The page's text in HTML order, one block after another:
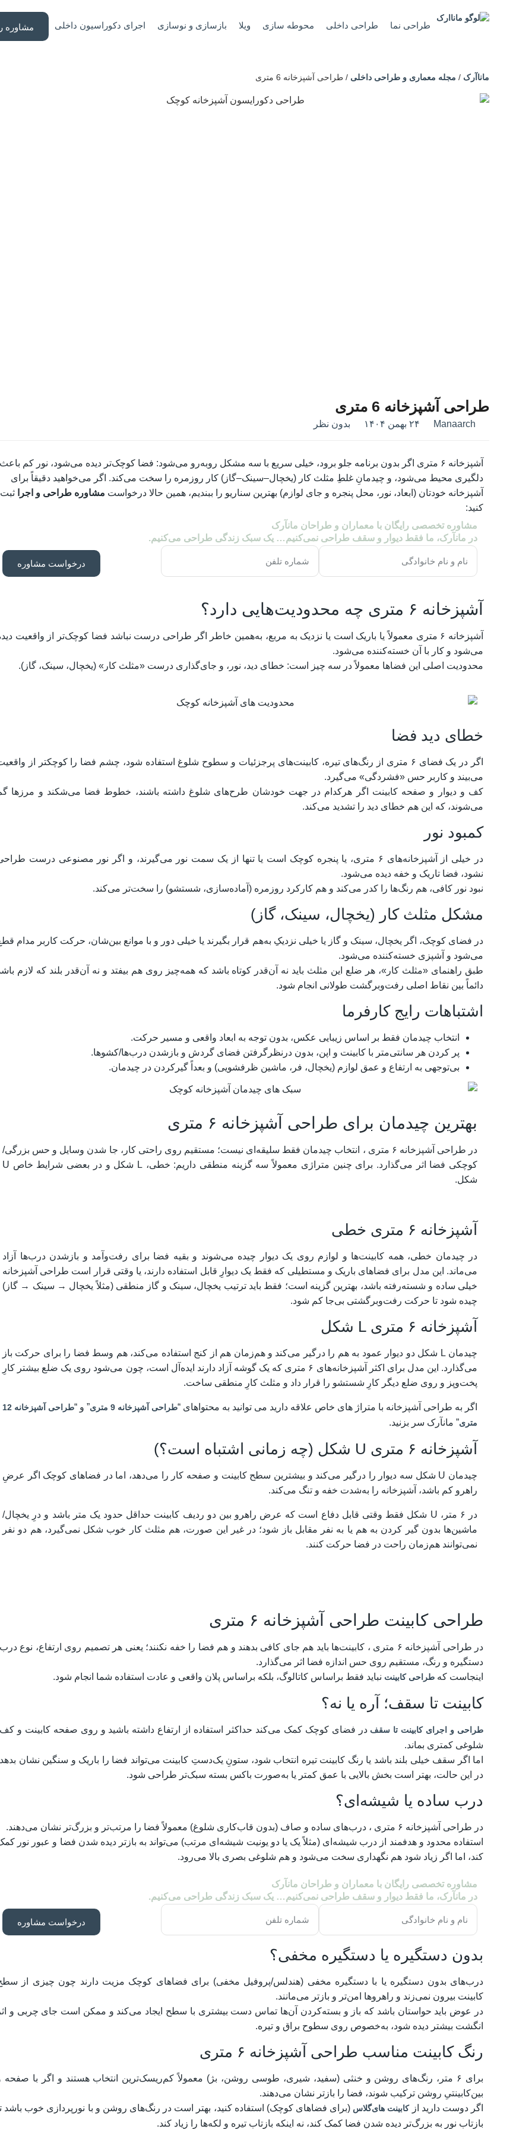
طراحی نما طراحی داخلی محوطه سازی ویلا بازسازی و نوسازی اجرای دکوراسیون داخلی مشاوره
ماناآرک / مجله معماری و طراحی داخلی / طراحی آشپزخانه 6 متری
طراحی آشپزخانه 6 متری
Manaarch ۲۴ بهمن ۱۴۰۴ بدون نظر
آشپزخانه ۶ متری اگر بدون برنامه جلو برود، خیلی سریع با سه مشکل روبه‌رو می‌شود: فضا کوچک‌تر دیده می‌شود، نور کم باعث
دلگیری محیط می‌شود، و چیدمانِ غلطِ مثلث کار (یخچال–سینک–گاز) کار روزمره را سخت می‌کند. اگر می‌خواهید دقیقاً برای
آشپزخانه خودتان (ابعاد، نور، محل پنجره و جای لوازم) بهترین سناریو را ببندیم، همین حالا درخواست مشاوره طراحی و اجرا
ثبت
کنید:
مشاوره تخصصی رایگان با معماران و طراحان مانآرک
در مانآرک، ما فقط دیوار و سقف طراحی نمی‌کنیم… یک سبک زندگی طراحی می‌کنیم.
درخواست مشاوره
آشپزخانه ۶ متری چه محدودیت‌هایی دارد؟
آشپزخانه ۶ متری معمولاً یا باریک است یا نزدیک به مربع، به‌همین خاطر اگر طراحی درست نباشد فضا کوچک‌تر از واقعیت
می‌شود و کار با آن خسته‌کننده می‌شود.
محدودیت اصلی این فضاها معمولاً در سه چیز است: خطای دید، نور، و جای‌گذاری درست «مثلث کار» (یخچال، سینک، گاز).
خطای دید فضا
اگر در یک فضای ۶ متری از رنگ‌های تیره، کابینت‌های پرجزئیات و سطوح شلوغ استفاده شود، چشم فضا را کوچکتر از
می‌بیند و کاربر حس «فشردگی» می‌گیرد.
کف و دیوار و صفحه کابینت اگر هرکدام در جهت خودشان طرح‌های شلوغ داشته باشند، خطوط فضا می‌شکند و مرزها
می‌شوند، که این هم خطای دید را تشدید می‌کند.​
کمبود نور
در خیلی از آشپزخانه‌های ۶ متری، یا پنجره کوچک است یا تنها از یک سمت نور می‌گیرند، و اگر نور مصنوعی درست
نشود، فضا تاریک و خفه دیده می‌شود.
نبود نور کافی، هم رنگ‌ها را کدر می‌کند و هم کارکرد روزمره (آماده‌سازی، شستشو) را سخت‌تر می‌کند.​
مشکل مثلث کار (یخچال، سینک، گاز)
در فضای کوچک، اگر یخچال، سینک و گاز یا خیلی نزدیکِ به‌هم قرار بگیرند یا خیلی دور و با موانع بین‌شان، حرکت کاربر مدام
می‌شود و آشپزی خسته‌کننده می‌شود.
طبق راهنمای «مثلث کار»، هر ضلع این مثلث باید نه آن‌قدر کوتاه باشد که همه‌چیز روی هم بیفتد و نه آن‌قدر بلند که لازم
دائماً بین نقاط اصلی رفت‌وبرگشت طولانی انجام شود.
اشتباهات رایج کارفرما
انتخاب چیدمان فقط بر اساس زیبایی عکس، بدون توجه به ابعاد واقعی و مسیر حرکت.​
پر کردن هر سانتی‌متر با کابینت و اپن، بدون درنظرگرفتن فضای گردش و بازشدن درب‌ها/کشوها.​
بی‌توجهی به ارتفاع و عمق لوازم (یخچال، فر، ماشین ظرفشویی) و بعداً گیرکردن در چیدمان.​
بهترین چیدمان برای طراحی آشپزخانه ۶ متری
در طراحی آشپزخانه ۶ متری ، انتخاب چیدمان فقط سلیقه‌ای نیست؛ مستقیم روی راحتی کار، جا شدن وسایل و حس بزرگی/
کوچکی فضا اثر می‌گذارد. برای چنین متراژی معمولاً سه گزینه منطقی داریم: خطی، L شکل و در بعضی شرایط خاص U
شکل.
آشپزخانه ۶ متری خطی
در چیدمان خطی، همه کابینت‌ها و لوازم روی یک دیوار چیده می‌شوند و بقیه فضا برای رفت‌وآمد و بازشدن درب‌ها آزاد
می‌ماند. این مدل برای فضاهای باریک و مستطیلی که فقط یک دیوارِ قابل استفاده دارند، یا وقتی قرار است طراحی آشپزخانه
خیلی ساده و شسته‌رفته باشد، بهترین گزینه است؛ فقط باید ترتیب یخچال، سینک و گاز منطقی (مثلاً یخچال → سینک → گاز)
چیده شود تا حرکت رفت‌وبرگشتی بی‌جا کم شود.
آشپزخانه ۶ متری L شکل
چیدمان L شکل دو دیوار عمود به هم را درگیر می‌کند و هم‌زمان هم از کنج استفاده می‌کند، هم وسط فضا را برای حرکت باز
می‌گذارد. این مدل برای اکثر آشپزخانه‌های ۶ متری که یک گوشه آزاد دارند ایده‌آل است، چون می‌شود روی یک ضلع بیشتر کارِ
پخت‌وپز و روی ضلع دیگر کارِ شستشو را قرار داد و مثلث کارِ منطقی ساخت.
اگر به طراحی آشپزخانه با متراژ های خاص علاقه دارید می توانید به محتواهای “طراحی آشپزخانه 9 متری ” و “
طراحی آشپزخانه 12
متری” مانآرک سر بزنید.
آشپزخانه ۶ متری U شکل (چه زمانی اشتباه است؟)
چیدمان U شکل سه دیوار را درگیر می‌کند و بیشترین سطح کابینت و صفحه کار را می‌دهد، اما در فضاهای کوچک اگر عرضِ
راهرو کم باشد، آشپزخانه را به‌شدت خفه و تنگ می‌کند.
در ۶ متر، U شکل فقط وقتی قابل دفاع است که عرض راهرو بین دو ردیف کابینت حداقل حدود یک متر باشد و درِ یخچال/
ماشین‌ها بدون گیر کردن به هم یا به نفر مقابل باز شود؛ در غیر این صورت، هم مثلث کار خوب شکل نمی‌گیرد، هم دو نفر
نمی‌توانند هم‌زمان راحت در فضا حرکت کنند.
طراحی کابینت طراحی آشپزخانه ۶ متری
در طراحی آشپزخانه ۶ متری ، کابینت‌ها باید هم جای کافی بدهند و هم فضا را خفه نکنند؛ یعنی هر تصمیم روی ارتفاع، نوع
دستگیره و رنگ، مستقیم روی حس اندازه فضا اثر می‌گذارد.
اینجاست که طراحی کابینت نباید فقط براساس کاتالوگ، بلکه براساس پلان واقعی و عادت استفاده شما انجام شود.​
کابینت تا سقف؛ آره یا نه؟
طراحی و اجرای کابینت تا سقف در فضای کوچک کمک می‌کند حداکثر استفاده از ارتفاع داشته باشید و روی صفحه کابینت و
شلوغی کمتری بماند.
اما اگر سقف خیلی بلند باشد یا رنگ کابینت تیره انتخاب شود، ستونِ یک‌دستِ کابینت می‌تواند فضا را باریک و سنگین نشان
در این حالت، بهتر است بخش بالایی با عمق کمتر یا به‌صورت باکس بسته سبک‌تر طراحی شود.
درب ساده یا شیشه‌ای؟
در طراحی آشپزخانه ۶ متری ، درب‌های ساده و صاف (بدون قاب‌کاری شلوغ) معمولاً فضا را مرتب‌تر و بزرگ‌تر نشان می‌دهند.​
استفاده محدود و هدفمند از درب شیشه‌ای (مثلاً یک یا دو یونیت شیشه‌ای مرتب) می‌تواند به بازتر دیده شدن فضا و عبور نور
کند، اما اگر زیاد شود هم نگهداری سخت می‌شود و هم شلوغی بصری بالا می‌رود.
مشاوره تخصصی رایگان با معماران و طراحان مانآرک
در مانآرک، ما فقط دیوار و سقف طراحی نمی‌کنیم… یک سبک زندگی طراحی می‌کنیم.
درخواست مشاوره
بدون دستگیره یا دستگیره مخفی؟
درب‌های بدون دستگیره یا با دستگیره مخفی (هندلس/پروفیل مخفی) برای فضاهای کوچک مزیت دارند چون چیزی از
کابینت بیرون نمی‌زند و راهروها امن‌تر و بازتر می‌مانند.
در عوض باید حواستان باشد که باز و بسته‌کردن آن‌ها تماس دست بیشتری با سطح ایجاد می‌کند و ممکن است جای چربی و
انگشت بیشتر دیده شود، به‌خصوص روی سطوح براق و تیره.
رنگ کابینت مناسب طراحی آشپزخانه ۶ متری
برای ۶ متر، رنگ‌های روشن و خنثی (سفید، شیری، طوسی روشن، بژ) معمولاً کم‌ریسک‌ترین انتخاب هستند و اگر با صفحه
بین‌کابینتیِ روشن ترکیب شوند، فضا را بازتر نشان می‌دهند.
اگر دوست دارید از کابینت های‌گلاس (برای فضاهای کوچک) استفاده کنید، بهتر است در رنگ‌های روشن و با نورپردازی خوب باشد
بازتاب نور به بزرگ‌تر دیده شدن فضا کمک کند، نه اینکه بازتاب تیره و لکه‌ها را زیاد کند.​